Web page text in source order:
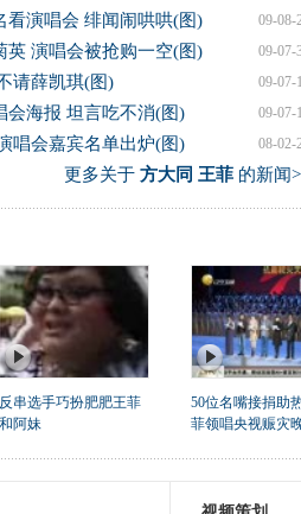
09-08-
看演唱会 绯闻闹哄哄(图)
09-07-
英 演唱会被抢购一空(图)
09-07-
请薛凯琪(图)
09-07-
会海报 坦言吃不消(图)
08-02-
唱会嘉宾名单出炉(图)
更多关于 方大同 王菲的新闻
反串选手巧扮肥肥王菲
和阿妹
50位名嘴接捐助
菲领唱央视赈灾